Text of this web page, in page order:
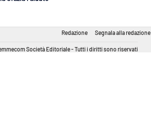
Redazione Segnala alla redazione
Società Editoriale - Tutti i diritti sono riservati